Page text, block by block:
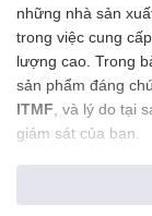
những nhà sản
trong việc cung
lượng cao. Trong
sản phẩm đáng
ITMF , và lý do tại
giám sát của bạn.
Camera